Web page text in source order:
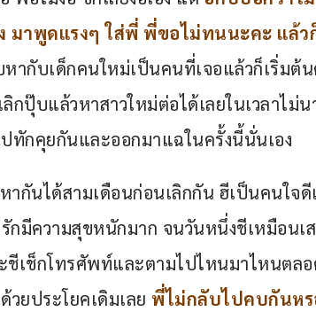
มาพูดแรงๆ ใส่พี่ พี่ขอไม่ทนนะคะ แล้ว
ากับเด็กคนใหม่เป็นคนที่เจอแล้วก็เริ่มต้
ปุ๊บแล้วหาสาวใหม่ต่อได้เลยในเวลาไม่
ทักคุยกันและออกมาแฉในครั้งนี้นั่นเอง
ากันได้สามเดือนก่อนเลิกกัน ฮีเป็นคนใจดี
กมีความสุขหนักมาก จนวันหนึ่งชีเหมือน
เช็กโทรศัพท์และตามไปไหนมาไหนตลอ
วยประโยคเดิมเลย พี่ไม่กลับไปคบกันหร